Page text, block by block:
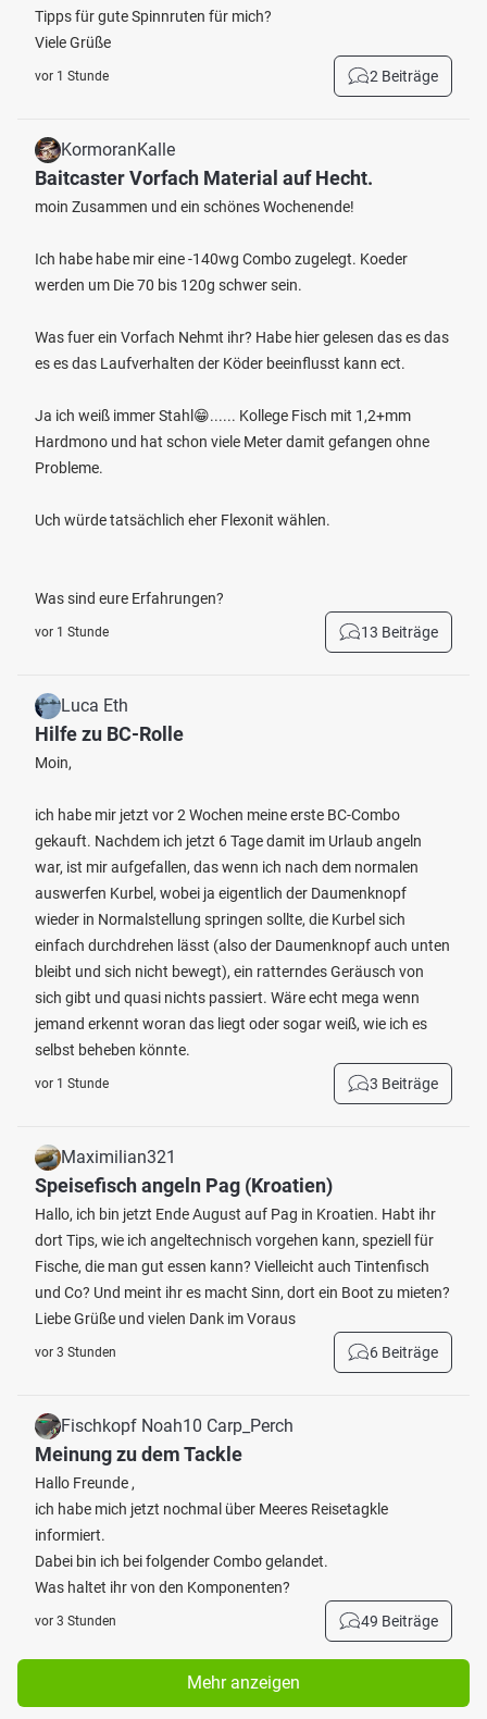
Tipps für gute Spinnruten für mich?
Viele Grüße
vor 1 Stunde 2 Beiträge
KormoranKalle
Baitcaster Vorfach Material auf Hecht.
moin Zusammen und ein schönes Wochenende!
Ich habe habe mir eine -140wg Combo zugelegt. Koeder
werden um Die 70 bis 120g schwer sein.
Was fuer ein Vorfach Nehmt ihr? Habe hier gelesen das es das
es es das Laufverhalten der Köder beeinflusst kann ect.
Ja ich weiß immer Stahl😁...... Kollege Fisch mit 1,2+mm
Hardmono und hat schon viele Meter damit gefangen ohne
Probleme.
Uch würde tatsächlich eher Flexonit wählen.
Was sind eure Erfahrungen?
vor 1 Stunde 13 Beiträge
Luca Eth
Hilfe zu BC-Rolle
Moin,
ich habe mir jetzt vor 2 Wochen meine erste BC-Combo
gekauft. Nachdem ich jetzt 6 Tage damit im Urlaub angeln
war, ist mir aufgefallen, das wenn ich nach dem normalen
auswerfen Kurbel, wobei ja eigentlich der Daumenknopf
wieder in Normalstellung springen sollte, die Kurbel sich
einfach durchdrehen lässt (also der Daumenknopf auch unten
bleibt und sich nicht bewegt), ein ratterndes Geräusch von
sich gibt und quasi nichts passiert. Wäre echt mega wenn
jemand erkennt woran das liegt oder sogar weiß, wie ich es
selbst beheben könnte.
vor 1 Stunde 3 Beiträge
Maximilian321
Speisefisch angeln Pag (Kroatien)
Hallo, ich bin jetzt Ende August auf Pag in Kroatien. Habt ihr
dort Tips, wie ich angeltechnisch vorgehen kann, speziell für
Fische, die man gut essen kann? Vielleicht auch Tintenfisch
und Co? Und meint ihr es macht Sinn, dort ein Boot zu mieten?
Liebe Grüße und vielen Dank im Voraus
vor 3 Stunden 6 Beiträge
Fischkopf Noah10 Carp_Perch
Meinung zu dem Tackle
Hallo Freunde ,
ich habe mich jetzt nochmal über Meeres Reisetagkle
informiert.
Dabei bin ich bei folgender Combo gelandet.
Was haltet ihr von den Komponenten?
vor 3 Stunden 49 Beiträge
Mehr anzeigen